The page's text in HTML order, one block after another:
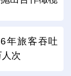
年旅客吞吐
次